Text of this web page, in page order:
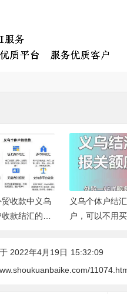
户结汇账
不用买额度
NRA离岸账户注
细流程
2022年4月19日 15:32:09